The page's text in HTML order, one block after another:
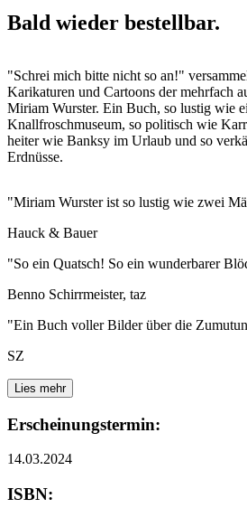
Bald wieder bestellbar.
"Schrei mich bitte nicht so an!"
Karikaturen und Cartoons der mehrfach
Miriam Wurster. Ein Buch, so lustig wie
Knallfroschmuseum, so politisch wie
heiter wie Banksy im Urlaub und so
Erdnüsse.
"Miriam Wurster ist so lustig wie zwei
Hauck & Bauer
"So ein Quatsch! So ein wunderbarer
Benno Schirrmeister, taz
"Ein Buch voller Bilder über die
SZ
Lies mehr
Erscheinungstermin:
14.03.2024
ISBN: